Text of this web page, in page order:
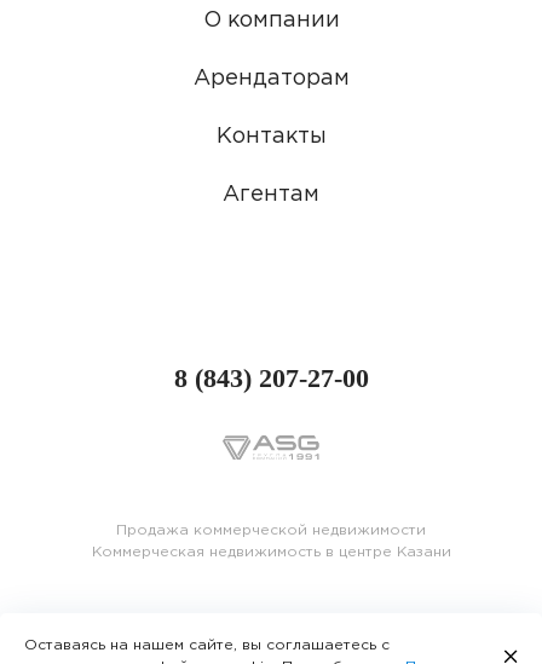
О компании
Арендаторам
Контакты
Агентам
8 (843) 207-27-00
Продажа коммерческой недвижимости
Коммерческая недвижимость в центре Казани
Оставаясь на нашем сайте, вы соглашаетесь с